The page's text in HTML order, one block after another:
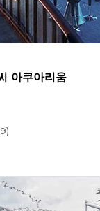
아쿠아리움
9)